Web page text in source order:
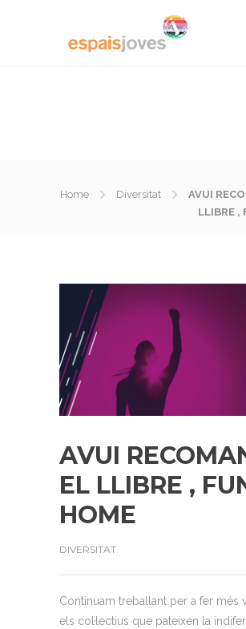
Home Diversitat
AVUI
LLIBRE ,
AVUI
EL LLIBRE ,
HOME
DIVERSITAT
Continuam treballant per a fer més
els col·lectius que pateixen la